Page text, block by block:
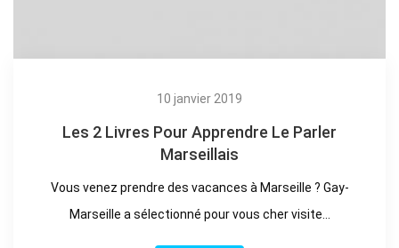
10 janvier 2019
Les 2 Livres Pour Apprendre Le Parler
Marseillais
Vous venez prendre des vacances à Marseille ? Gay-
Marseille a sélectionné pour vous cher visite...